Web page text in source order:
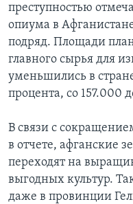
поискДИСКУССИЯ VOA
ДЕТАЛИ
НЬЮ-ЙОРК NEW YORK
АМЕРИКА. БОЛЬШОЕ
АРТЕФАКТЫ
АМЕРИКАНСКИЕ
ТЕСТЫ
ЗА СВОБОДУ ПРЕССЫ
УЧИМ АНГЛИЙСКИЙ
ВИДЕО
ПОДПИСКА НА
Learning English
СОЦИАЛЬНЫЕ СЕТИ
преступностью
опиума в
подряд. Площади
главного сырья для
уменьшились в
процента, со 157.000
В связи с
в отчете, афганские
переходят на
выгодных культур.
даже в провинции